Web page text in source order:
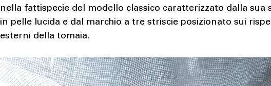
nella fattispecie del modello classico caratterizzato dalla sua
in pelle lucida e dal marchio a tre striscie posizionato sui
esterni della tomaia.